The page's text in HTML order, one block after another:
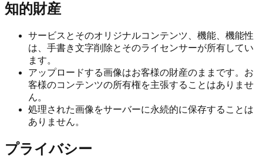
知的財産
サービスとそのオリジナルコンテンツ、機能、機能性
は、手書き文字削除とそのライセンサーが所有してい
ます。
アップロードする画像はお客様の財産のままです。お
客様のコンテンツの所有権を主張することはありませ
ん。
処理された画像をサーバーに永続的に保存することは
ありません。
プライバシー